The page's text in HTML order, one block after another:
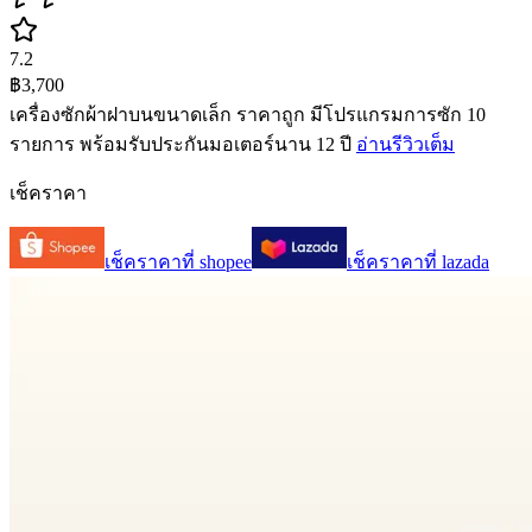
7.2
฿3,700
เครื่องซักผ้าฝาบนขนาดเล็ก ราคาถูก มีโปรแกรมการซัก 10
รายการ พร้อมรับประกันมอเตอร์นาน 12 ปี อ่านรีวิวเต็ม
เช็คราคา
เช็คราคาที่ shopee เช็คราคาที่ lazada